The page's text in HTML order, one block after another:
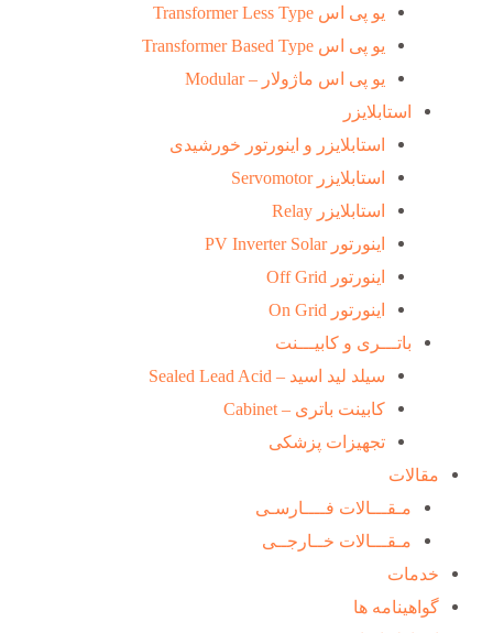
یو پی اس Transformer Less Type
یو پی اس Transformer Based Type
یو پی اس ماژولار – Modular
استابلایزر
استابلایزر و اینورتور خورشیدی
استابلایزر Servomotor
استابلایزر Relay
اینورتور PV Inverter Solar
اینورتور Off Grid
اینورتور On Grid
باتـــری و کابیـــنت
سیلد لید اسید – Sealed Lead Acid
کابینت باتری – Cabinet
تجهیزات پزشکی
مقالات
مـقـــالات فــــارسـی
مـقـــالات خــارجــی
خدمات
گواهینامه ها